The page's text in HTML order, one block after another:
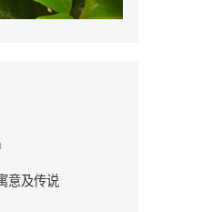
意及传说